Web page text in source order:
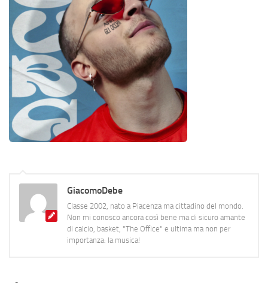
GiacomoDebe
Classe 2002, nato a Piacenza ma cittadino del mondo.
Non mi conosco ancora così bene ma di sicuro amante
di calcio, basket, "The Office" e ultima ma non per
importanza: la musica!